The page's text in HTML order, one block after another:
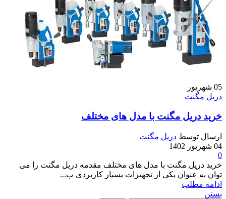
05 شهریور
دریل مگنت
خرید دریل مگنت با مدل های مختلف
ارسال توسط دریل مگنت
04 شهریور 1402
0
خرید دریل مگنت با مدل های مختلف مقدمه دریل مگنت را می
توان به عنوان یکی از تجهیزات بسیار کاربردی ب...
ادامه مطلب
بستن